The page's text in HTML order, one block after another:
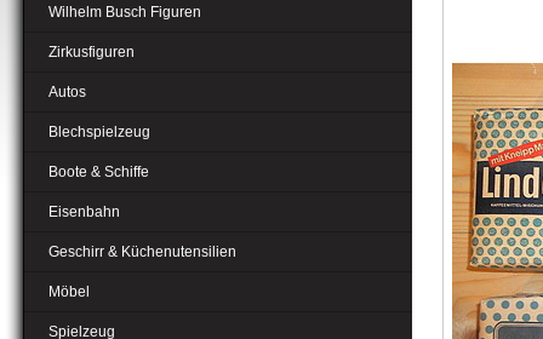
Wilhelm Busch Figuren
Zirkusfiguren
Autos
Blechspielzeug
Boote & Schiffe
Eisenbahn
Geschirr & Küchenutensilien
Möbel
Spielzeug